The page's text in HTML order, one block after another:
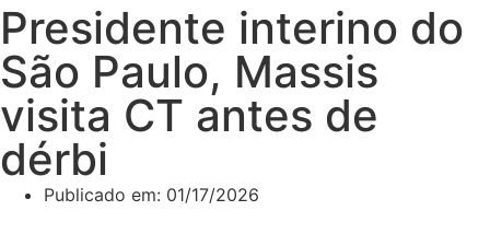
Presidente interino do
São Paulo, Massis
visita CT antes de
dérbi
Publicado em: 01/17/2026